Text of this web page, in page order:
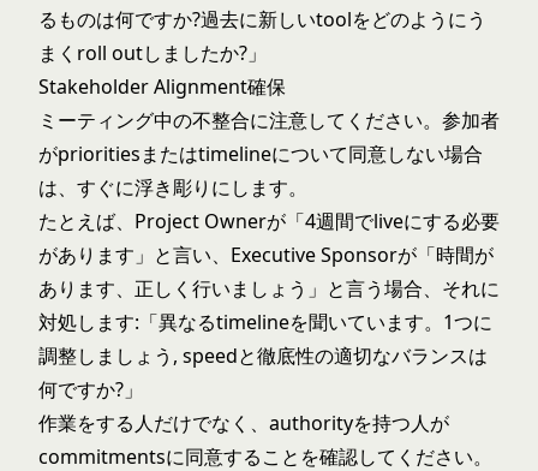
るものは何ですか?過去に新しいtoolをどのようにう
まくroll outしましたか?」
Stakeholder Alignment確保
ミーティング中の不整合に注意してください。参加者
がprioritiesまたはtimelineについて同意しない場合
は、すぐに浮き彫りにします。
たとえば、Project Ownerが「4週間でliveにする必要
があります」と言い、Executive Sponsorが「時間が
あります、正しく行いましょう」と言う場合、それに
対処します:「異なるtimelineを聞いています。1つに
調整しましょう, speedと徹底性の適切なバランスは
何ですか?」
作業をする人だけでなく、authorityを持つ人が
commitmentsに同意することを確認してください。